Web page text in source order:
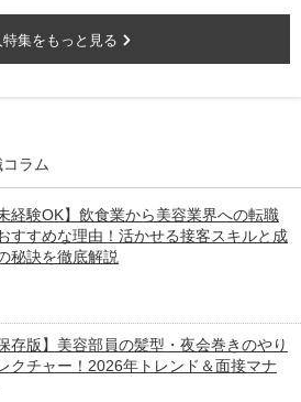
特集をもっと見る
ラム
未経験OK】飲食業から美容業界への転職
すすめな理由！活かせる接客スキルと成
秘訣を徹底解説
保存版】美容部員の髪型・夜会巻きのやり
クチャー！2026年トレンド＆面接マナ